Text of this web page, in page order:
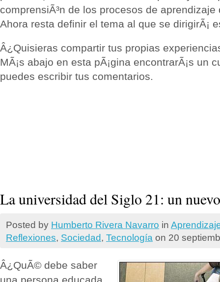
comprensiÃ³n de los procesos de aprendizaje
Ahora resta definir el tema al que se dirigirÃ¡
Â¿Quisieras compartir tus propias
MÃ¡s abajo en esta pÃ¡gina encontrarÃ¡s un
puedes escribir tus comentarios.
La universidad del Siglo 21: un
Posted by Humberto Rivera Navarro in
Reflexiones, Sociedad, Tecnologí­a on 20
Â¿QuÃ© debe saber